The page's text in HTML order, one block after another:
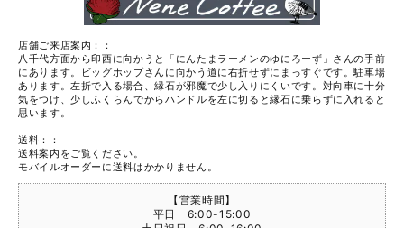
店舗ご来店案内：：
八千代方面から印西に向かうと「にんたまラーメンのゆにろーず」さんの手前
にあります。ビッグホップさんに向かう道に右折せずにまっすぐです。駐車場
あります。左折で入る場合、縁石が邪魔で少し入りにくいです。対向車に十分
気をつけ、少しふくらんでからハンドルを左に切ると縁石に乗らずに入れると
思います。
送料：：
送料案内をご覧ください。
モバイルオーダーに送料はかかりません。
【営業時間】
平日 6:00-15:00